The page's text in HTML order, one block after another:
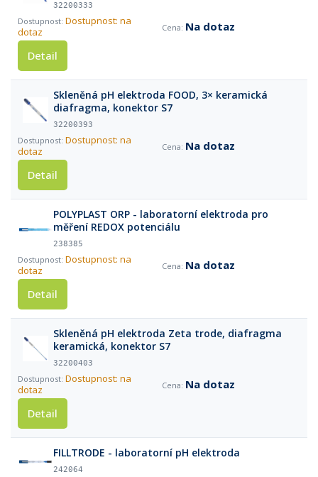
32200333
Dostupnost: na
dotaz
Na dotaz
Detail
Skleněná pH elektroda FOOD, 3× keramická
diafragma, konektor S7
32200393
Dostupnost: na
dotaz
Na dotaz
Detail
POLYPLAST ORP - laboratorní elektroda pro
měření REDOX potenciálu
238385
Dostupnost: na
dotaz
Na dotaz
Detail
Skleněná pH elektroda Zeta trode, diafragma
keramická, konektor S7
32200403
Dostupnost: na
dotaz
Na dotaz
Detail
FILLTRODE - laboratorní pH elektroda
242064